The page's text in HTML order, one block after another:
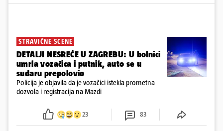
STRAVIČNE SCENE
DETALJI NESREĆE U ZAGREBU: U bolnici
umrla vozačica i putnik, auto se u
sudaru prepolovio
Policija je objavila da je vozačici istekla prometna
dozvola i registracija na Mazdi
23 83